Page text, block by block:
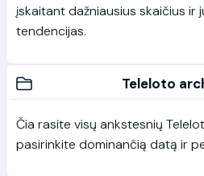
įskaitant dažniausius skaičius ir
tendencijas.
Teleloto
Čia rasite visų ankstesnių
pasirinkite dominančią datą ir